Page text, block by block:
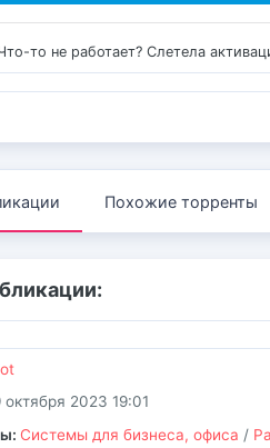
то не работает? Слетела
Похожие торренты
октября 2023 19:01
Системы для бизнеса, офиса /